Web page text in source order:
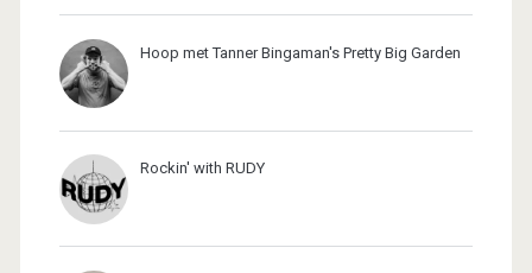
Hoop met Tanner Bingaman's Pretty Big Garden
Rockin' with RUDY